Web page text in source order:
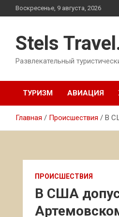
Перейти
к
Воскресенье, 9 августа, 2026
Stels
Развлекательный
ТУРИЗМ АВИАЦИЯ
Главная Происшествия В
ПРОИСШЕСТВИЯ
В США